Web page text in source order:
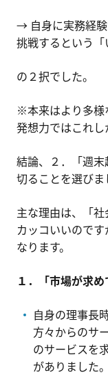
→ 自身に実務経
挑戦するという
の２択でした。
※本来はより多様
発想力ではこれし
結論、２．「週
切ることを選びま
主な理由は、「
カッコいいので
なります。
１．「市場が求
自身の理事長
方々からのサ
のサービスを
がありました。